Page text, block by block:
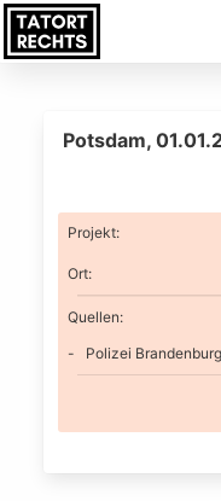
Potsdam,
Projekt:
Ort:
Quellen:
Polizei Brandenburg